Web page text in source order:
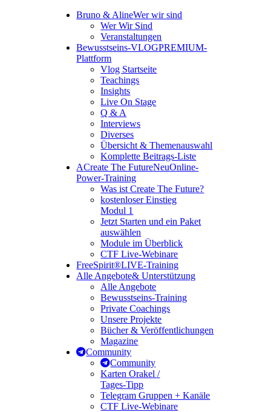
Bruno & AlineWer wir sind
Wer Wir Sind
Veranstaltungen
Bewusstseins-VLOGPREMIUM-
Plattform
Vlog Startseite
Teachings
Insights
Live On Stage
Q & A
Interviews
Diverses
Übersicht & Themenauswahl
Komplette Beitrags-Liste
ACreate The FutureNeuOnline-
Power-Training
Was ist Create The Future?
kostenloser Einstieg
Modul 1
Jetzt Starten und ein Paket
auswählen
Module im Überblick
CTF Live-Webinare
FreeSpirit®LIVE-Training
Alle Angebote& Unterstützung
Alle Angebote
Bewusstseins-Training
Private Coachings
Unsere Projekte
Bücher & Veröffentlichungen
Magazine
Community
Community
Karten Orakel /
Tages-Tipp
Telegram Gruppen + Kanäle
CTF Live-Webinare